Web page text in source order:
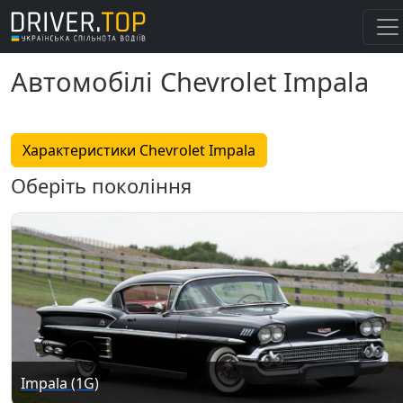
Автомобілі Chevrolet Impala
Характеристики Chevrolet Impala
Оберіть покоління
Impala (1G)